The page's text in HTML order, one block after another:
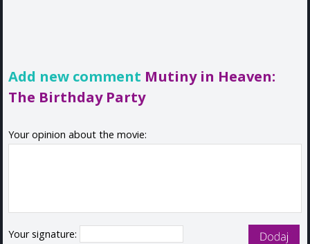
Add new comment Mutiny in Heaven:
The Birthday Party
Your opinion about the movie:
Your signature: